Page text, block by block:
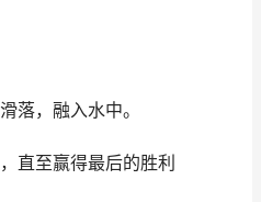
落，融入水中。
直至赢得最后的胜利